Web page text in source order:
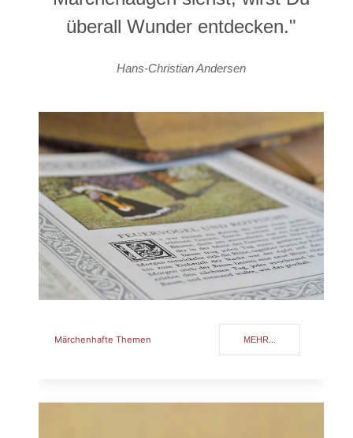
überall Wunder entdecken."
Hans-Christian Andersen
Märchenhafte Themen MEHR...